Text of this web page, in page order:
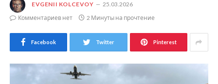
EVGENII KOLCEVOY
25.03.2026
Комментариев нет
2 Минуты на прочтение
Facebook Twitter Pinterest